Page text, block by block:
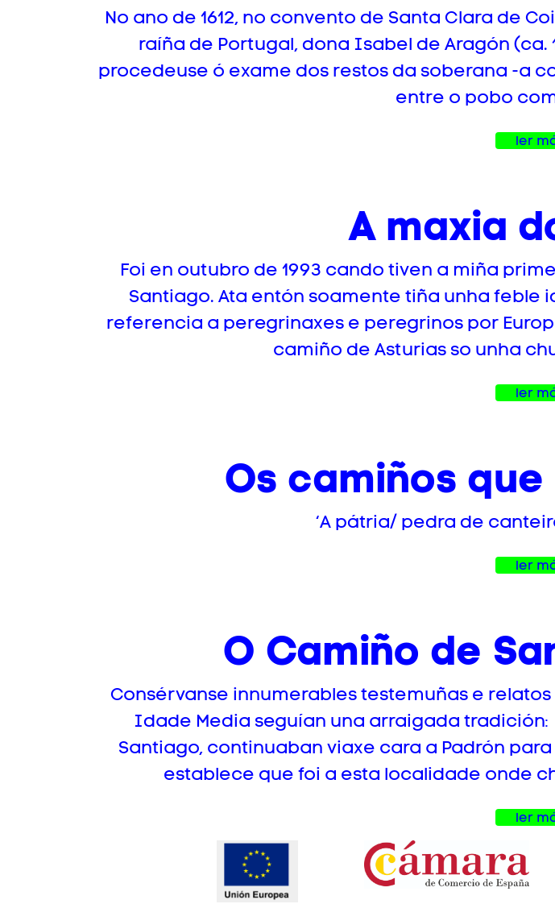
No ano de 1612, no convento de Santa Clara de
raíña de Portugal, dona Isabel de Aragón (ca.
procedeuse ó exame dos restos da soberana -a
entre o pobo
ler
A maxia
Foi en outubro de 1993 cando tiven a miña
Santiago. Ata entón soamente tiña unha feble
referencia a peregrinaxes e peregrinos por
camiño de Asturias so unha
ler
Os camiños
‘A pátria/ pedra de
ler
O Camiño de
Consérvanse innumerables testemuñas e
Idade Media seguían una arraigada
Santiago, continuaban viaxe cara a Padrón
establece que foi a esta localidade onde
ler